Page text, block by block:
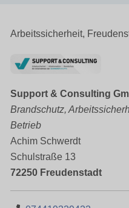
Arbeitssicherheit,
Support & Consulting
Brandschutz,
Betrieb
Achim Schwerdt
Schulstraße 13
72250 Freudenstadt